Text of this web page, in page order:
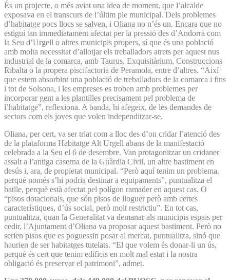
És un projecte, o més aviat una idea de moment, que l’alcalde
exposava en el transcurs de l’últim ple municipal. Dels problemes
d’habitatge pocs llocs se salven, i Oliana no n’és un. Encara que no
estigui tan immediatament afectat per la pressió des d’Andorra com
la Seu d’Urgell o altres municipis propers, sí que és una població
amb molta necessitat d’allotjar els treballadors atrets per aquest nus
industrial de la comarca, amb Taurus, Exquisitàrium, Construccions
Ribalta o la propera piscifactoria de Peramola, entre d’altres. “Així
que estem absorbint una població de treballadors de la comarca i fins
i tot de Solsona, i les empreses es troben amb problemes per
incorporar gent a les plantilles precisament pel problema de
l’habitatge”, reflexiona. A banda, hi afegeix, de les demandes de
sectors com els joves que volen independitzar-se.
Oliana, per cert, va ser triat com a lloc des d’on cridar l’atenció des
de la plataforma Habitatge Alt Urgell abans de la manifestació
celebrada a la Seu el 6 de desembre. Van protagonitzar un cridaner
assalt a l’antiga caserna de la Guàrdia Civil, un altre bastiment en
desús i, ara, de propietat municipal. “Però aquí tenim un problema,
perquè només s’hi podria destinar a equipaments”, puntualitza el
batlle, perquè està afectat pel polígon ramader en aquest cas. O
“pisos dotacionals, que són pisos de lloguer però amb certes
característiques, d’ús social, però molt restrictiu”. En tot cas,
puntualitza, quan la Generalitat va demanar als municipis espais per
cedir, l’Ajuntament d’Oliana va proposar aquest bastiment. Però no
serien pisos que es poguessin posar al mercat, puntualitza, sinó que
haurien de ser habitatges tutelats. “El que volem és donar-li un ús,
perquè és cert que tenim edificis en molt mal estat i la nostra
obligació és preservar el patrimoni”, admet.